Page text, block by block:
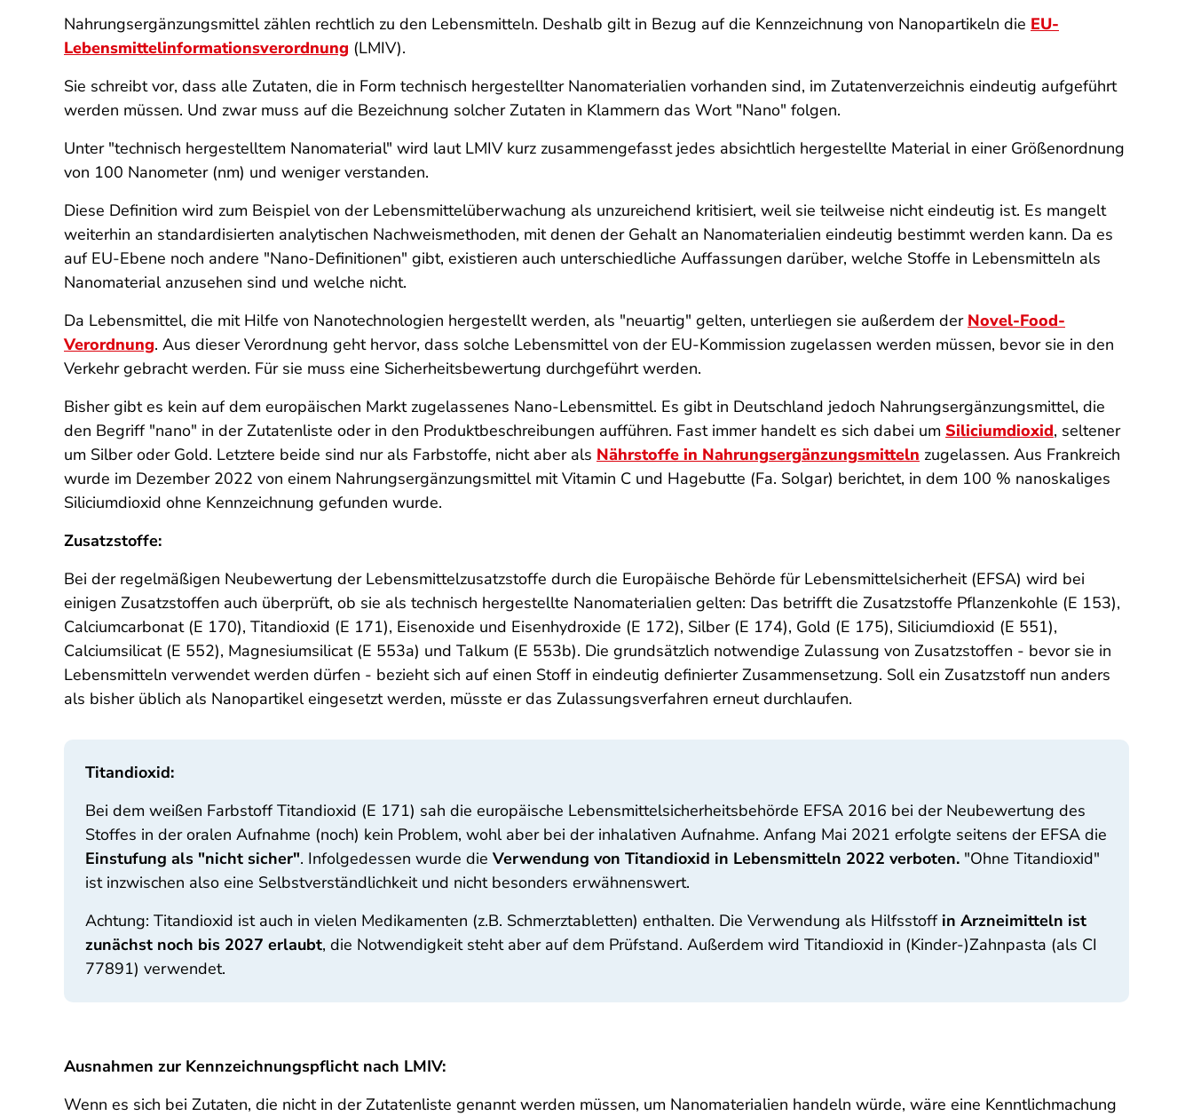
Nahrungsergänzungsmittel zählen rechtlich zu den Lebensmitteln. Deshalb gilt in Bezug auf die Kennzeichnung von Nanopartikeln die EU-
Lebensmittelinformationsverordnung (LMIV).
Sie schreibt vor, dass alle Zutaten, die in Form technisch hergestellter Nanomaterialien vorhanden sind, im Zutatenverzeichnis eindeutig aufgeführt
werden müssen. Und zwar muss auf die Bezeichnung solcher Zutaten in Klammern das Wort "Nano" folgen.
Unter "technisch hergestelltem Nanomaterial" wird laut LMIV kurz zusammengefasst jedes absichtlich hergestellte Material in einer Größenordnung
von 100 Nanometer (nm) und weniger verstanden.
Diese Definition wird zum Beispiel von der Lebensmittelüberwachung als unzureichend kritisiert, weil sie teilweise nicht eindeutig ist. Es mangelt
weiterhin an standardisierten analytischen Nachweismethoden, mit denen der Gehalt an Nanomaterialien eindeutig bestimmt werden kann. Da es
auf EU-Ebene noch andere "Nano-Definitionen" gibt, existieren auch unterschiedliche Auffassungen darüber, welche Stoffe in Lebensmitteln als
Nanomaterial anzusehen sind und welche nicht.
Da Lebensmittel, die mit Hilfe von Nanotechnologien hergestellt werden, als "neuartig" gelten, unterliegen sie außerdem der Novel-Food-
Verordnung. Aus dieser Verordnung geht hervor, dass solche Lebensmittel von der EU-Kommission zugelassen werden müssen, bevor sie in den
Verkehr gebracht werden. Für sie muss eine Sicherheitsbewertung durchgeführt werden.
Bisher gibt es kein auf dem europäischen Markt zugelassenes Nano-Lebensmittel. Es gibt in Deutschland jedoch Nahrungsergänzungsmittel, die
den Begriff "nano" in der Zutatenliste oder in den Produktbeschreibungen aufführen. Fast immer handelt es sich dabei um Siliciumdioxid, seltener
um Silber oder Gold. Letztere beide sind nur als Farbstoffe, nicht aber als Nährstoffe in Nahrungsergänzungsmitteln zugelassen. Aus Frankreich
wurde im Dezember 2022 von einem Nahrungsergänzungsmittel mit Vitamin C und Hagebutte (Fa. Solgar) berichtet, in dem 100 % nanoskaliges
Siliciumdioxid ohne Kennzeichnung gefunden wurde.
Zusatzstoffe:
Bei der regelmäßigen Neubewertung der Lebensmittelzusatzstoffe durch die Europäische Behörde für Lebensmittelsicherheit (EFSA) wird bei
einigen Zusatzstoffen auch überprüft, ob sie als technisch hergestellte Nanomaterialien gelten: Das betrifft die Zusatzstoffe Pflanzenkohle (E 153),
Calciumcarbonat (E 170), Titandioxid (E 171), Eisenoxide und Eisenhydroxide (E 172), Silber (E 174), Gold (E 175), Siliciumdioxid (E 551),
Calciumsilicat (E 552), Magnesiumsilicat (E 553a) und Talkum (E 553b). Die grundsätzlich notwendige Zulassung von Zusatzstoffen - bevor sie in
Lebensmitteln verwendet werden dürfen - bezieht sich auf einen Stoff in eindeutig definierter Zusammensetzung. Soll ein Zusatzstoff nun anders
als bisher üblich als Nanopartikel eingesetzt werden, müsste er das Zulassungsverfahren erneut durchlaufen.
Titandioxid:
Bei dem weißen Farbstoff Titandioxid (E 171) sah die europäische Lebensmittelsicherheitsbehörde EFSA 2016 bei der Neubewertung des
Stoffes in der oralen Aufnahme (noch) kein Problem, wohl aber bei der inhalativen Aufnahme. Anfang Mai 2021 erfolgte seitens der EFSA die
Einstufung als "nicht sicher". Infolgedessen wurde die Verwendung von Titandioxid in Lebensmitteln 2022 verboten. "Ohne Titandioxid"
ist inzwischen also eine Selbstverständlichkeit und nicht besonders erwähnenswert.
Achtung: Titandioxid ist auch in vielen Medikamenten (z.B. Schmerztabletten) enthalten. Die Verwendung als Hilfsstoff in Arzneimitteln ist
zunächst noch bis 2027 erlaubt, die Notwendigkeit steht aber auf dem Prüfstand. Außerdem wird Titandioxid in (Kinder-)Zahnpasta (als CI
77891) verwendet.
Ausnahmen zur Kennzeichnungspflicht nach LMIV:
Wenn es sich bei Zutaten, die nicht in der Zutatenliste genannt werden müssen, um Nanomaterialien handeln würde, wäre eine Kenntlichmachung